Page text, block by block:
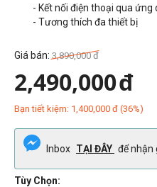
- Kết nối điện thoại qua ứng
- Tương thích đa thiết bị
Giá bán: 3,890,000 đ
2,490,000đ
Bạn tiết kiệm: 1,400,000 đ (36%)
Inbox TẠI ĐÂY để nhận
Tùy Chọn: